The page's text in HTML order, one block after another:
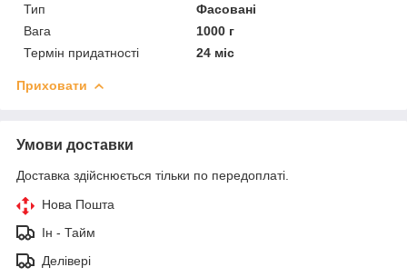
Тип
Фасовані
Вага
1000 г
Термін придатності
24 міс
Приховати
Умови доставки
Доставка здійснюється тільки по передоплаті.
Нова Пошта
Ін - Тайм
Делівері